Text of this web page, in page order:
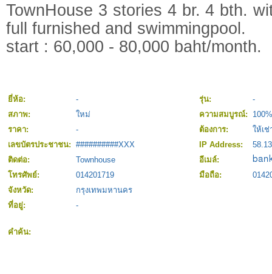
TownHouse 3 stories 4 br. 4 bth.
full furnished and swimmingpool.
start : 60,000 - 80,000 baht/month.
ยี่ห้อ: - รุ่น:
-
สภาพ:
ใหม่ ความสมบูรณ์:
100%
ราคา:
- ต้องการ:
ให้เช่
เลขบัตรประชาชน: ##########XXX IP Address:
ติดต่อ:
Townhouse
อีเมล์:
โทรศัพย์:
014201719 มือถือ:
จังหวัด:
กรุงเทพมหานคร
ที่อยู่:
-
คำค้น: